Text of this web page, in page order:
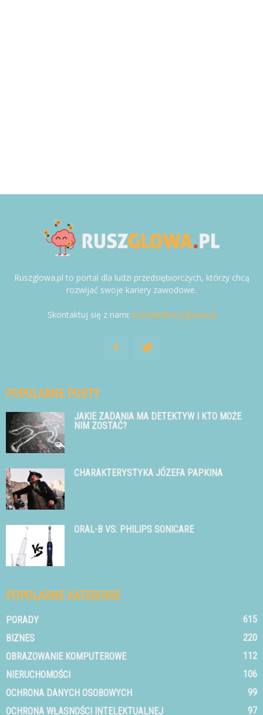
Ruszglowa.pl to portal dla ludzi przedsiębiorczych, którzy chcą
rozwijać swoje kariery zawodowe.
Skontaktuj się z nami: kontakt@ruszglowa.pl
POPULARNE POSTY
JAKIE ZADANIA MA DETEKTYW I KTO MOŻE
NIM ZOSTAĆ?
CHARAKTERYSTYKA JÓZEFA PAPKINA
ORAL-B VS. PHILIPS SONICARE
POPULARNE KATEGORIE
PORADY
615
BIZNES
220
OBRAZOWANIE KOMPUTEROWE
112
NIERUCHOMOŚCI
106
OCHRONA DANYCH OSOBOWYCH
99
OCHRONA WŁASNOŚCI INTELEKTUALNEJ
97